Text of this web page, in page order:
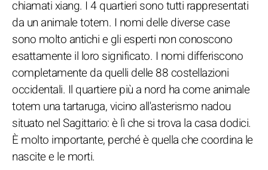
chiamati xiang. I 4 quartieri sono tutti rappresentati
da un animale totem. I nomi delle diverse case
sono molto antichi e gli esperti non conoscono
esattamente il loro significato. I nomi differiscono
completamente da quelli delle 88 costellazioni
occidentali. Il quartiere più a nord ha come animale
totem una tartaruga, vicino all'asterismo nadou
situato nel Sagittario: è lì che si trova la casa dodici.
È molto importante, perché è quella che coordina le
nascite e le morti.